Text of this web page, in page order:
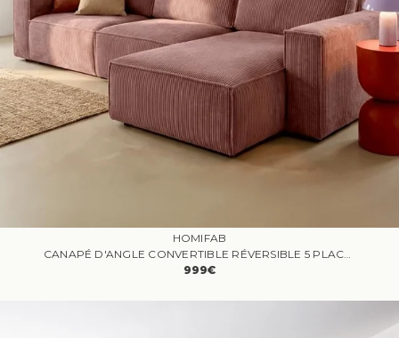
HOMIFAB
CANAPÉ D'ANGLE CONVERTIBLE RÉVERSIBLE 5 PLACES AVEC COFFRE DE RANGEMENT EN VELOURS CÔTELÉ VIEUX ROSE - HARPER
999€